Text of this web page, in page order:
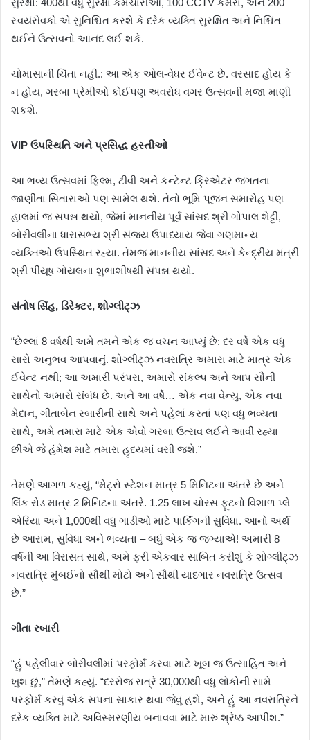
સ્વયંસેવકો એ સુનિશ્ચિત કરશે કે દરેક વ્યક્તિ સુરક્ષિત અને નિશ્ચિંત
થઈને ઉત્સવનો આનંદ લઈ શકે.
ચોમાસાની ચિંતા નહીં.: આ એક ઓલ-વેધર ઈવેન્ટ છે. વરસાદ હોય કે
ન હોય, ગરબા પ્રેમીઓ કોઈપણ અવરોધ વગર ઉત્સવની મજા માણી
શકશે.
VIP ઉપસ્થિતિ અને પ્રસિદ્ધ હસ્તીઓ
આ ભવ્ય ઉત્સવમાં ફિલ્મ, ટીવી અને કન્ટેન્ટ ક્રિએટર જગતના
જાણીતા સિતારાઓ પણ સામેલ થશે. તેનો ભૂમિ પૂજન સમારોહ પણ
હાલમાં જ સંપન્ન થયો, જેમાં માનનીય પૂર્વ સાંસદ શ્રી ગોપાલ શેટ્ટી,
બોરીવલીના ધારાસભ્ય શ્રી સંજય ઉપાધ્યાય જેવા ગણમાન્ય
વ્યક્તિઓ ઉપસ્થિત રહ્યા. તેમજ માનનીય સાંસદ અને કેન્દ્રીય મંત્રી
શ્રી પીયૂષ ગોયલના શુભાશીષથી સંપન્ન થયો.
સંતોષ સિંહ, ડિરેક્ટર, શોગ્લીટ્ઝ
“છેલ્લાં 8 વર્ષથી અમે તમને એક જ વચન આપ્યું છે: દર વર્ષે એક વધુ
સારો અનુભવ આપવાનું. શોગ્લીટ્ઝ નવરાત્રિ અમારા માટે માત્ર એક
ઈવેન્ટ નથી; આ અમારી પરંપરા, અમારો સંકલ્પ અને આપ સૌની
સાથેનો અમારો સંબંધ છે. અને આ વર્ષે… એક નવા વેન્યુ, એક નવા
મેદાન, ગીતાબેન રબારીની સાથે અને પહેલાં કરતાં પણ વધુ ભવ્યતા
સાથે, અમે તમારા માટે એક એવો ગરબા ઉત્સવ લઈને આવી રહ્યા
છીએ જે હંમેશ માટે તમારા હૃદયમાં વસી જશે.”
તેમણે આગળ કહ્યું, “મેટ્રો સ્ટેશન માત્ર 5 મિનિટના અંતરે છે અને
લિંક રોડ માત્ર 2 મિનિટના અંતરે. 1.25 લાખ ચોરસ ફૂટનો વિશાળ પ્લે
એરિયા અને 1,000થી વધુ ગાડીઓ માટે પાર્કિંગની સુવિધા. આનો અર્થ
છે આરામ, સુવિધા અને ભવ્યતા – બધું એક જ જગ્યાએ! અમારી 8
વર્ષની આ વિરાસત સાથે, અમે ફરી એકવાર સાબિત કરીશું કે શોગ્લીટ્ઝ
નવરાત્રિ મુંબઈનો સૌથી મોટો અને સૌથી યાદગાર નવરાત્રિ ઉત્સવ
છે.”
ગીતા રબારી
“હું પહેલીવાર બોરીવલીમાં પરફોર્મ કરવા માટે ખૂબ જ ઉત્સાહિત અને
ખુશ છું,” તેમણે કહ્યું. “દરરોજ રાત્રે 30,000થી વધુ લોકોની સામે
પરફોર્મ કરવું એક સપના સાકાર થવા જેવું હશે, અને હું આ નવરાત્રિને
દરેક વ્યક્તિ માટે અવિસ્મરણીય બનાવવા માટે મારું શ્રેષ્ઠ આપીશ.”